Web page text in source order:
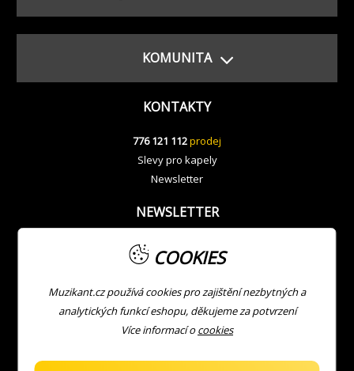
KOMUNITA
KONTAKTY
776 121 112prodej
Slevy pro kapely
Newsletter
NEWSLETTER
COOKIES
Muzikant.cz používá cookies pro zajištění nezbytných a
analytických funkcí eshopu, děkujeme za potvrzení
Více informací ocookies